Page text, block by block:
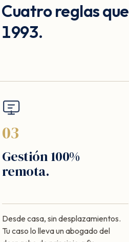
Cuatro reglas que
1993.
03
Gestión 100%
remota.
Desde casa, sin desplazamientos.
Tu caso lo lleva un abogado del